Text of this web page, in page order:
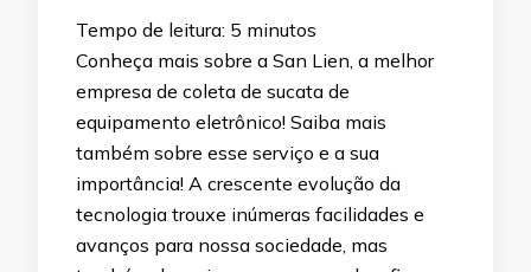
Tempo de leitura: 5 minutos
Conheça mais sobre a San Lien, a melhor
empresa de coleta de sucata de
equipamento eletrônico! Saiba mais
também sobre esse serviço e a sua
importância! A crescente evolução da
tecnologia trouxe inúmeras facilidades e
avanços para nossa sociedade, mas